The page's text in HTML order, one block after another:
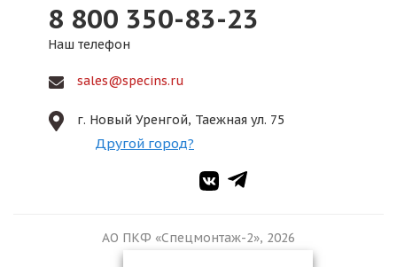
8 800 350-83-23
Наш телефон
sales@specins.ru
г. Новый Уренгой, Таежная ул. 75
Другой город?
АО ПКФ «Спецмонтаж-2», 2026